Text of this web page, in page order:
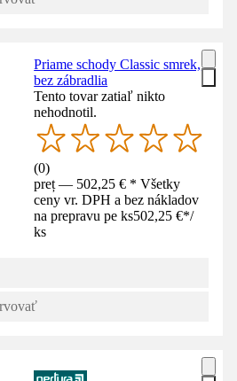
Priame schody Classic smrek,
bez zábradlia
Tento tovar zatiaľ nikto
nehodnotil.
(0)
preț — 502,25 € * Všetky
ceny vr. DPH a bez nákladov
na prepravu pe ks502,25 €*/
ks